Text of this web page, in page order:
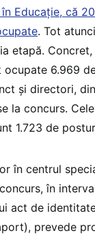
Educație, că
. Tot
etapă.
ocupate 6.969
și directori,
la concurs.
1.723 de
în centrul
în
act de
prevede